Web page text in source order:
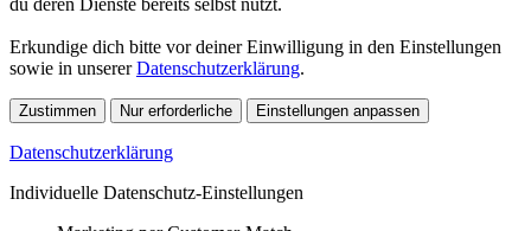
du deren Dienste bereits selbst nutzt.
Erkundige dich bitte vor deiner Einwilligung in den Einstellungen
sowie in unsererDatenschutzerklärung.
Zustimmen Nur erforderliche Einstellungen anpassen
Datenschutzerklärung
Individuelle Datenschutz-Einstellungen